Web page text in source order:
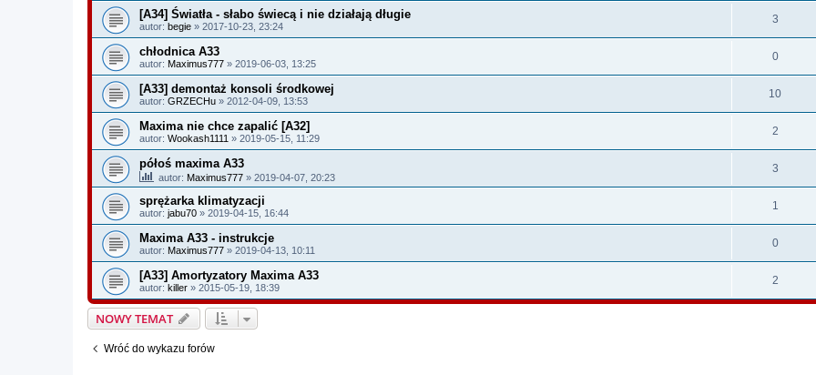
[A34] Światła - słabo świecą i nie działają długie
autor: begie » 2017-10-23, 23:24
3
chłodnica A33
autor: Maximus777 » 2019-06-03, 13:25
0
[A33] demontaż konsoli środkowej
autor: GRZECHu » 2012-04-09, 13:53
10
Maxima nie chce zapalić [A32]
autor: Wookash1111 » 2019-05-15, 11:29
2
półoś maxima A33
autor: Maximus777 » 2019-04-07, 20:23
3
sprężarka klimatyzacji
autor: jabu70 » 2019-04-15, 16:44
1
Maxima A33 - instrukcje
autor: Maximus777 » 2019-04-13, 10:11
0
[A33] Amortyzatory Maxima A33
autor: killer » 2015-05-19, 18:39
2
NOWY TEMAT
Wróć do wykazu forów